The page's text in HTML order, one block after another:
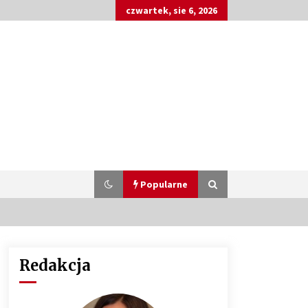
czwartek, sie 6, 2026
Popularne
Customizacja wnętrza samochodu:
Jak zamontować radio 2DIN i
4 miesiące ago
Redakcja